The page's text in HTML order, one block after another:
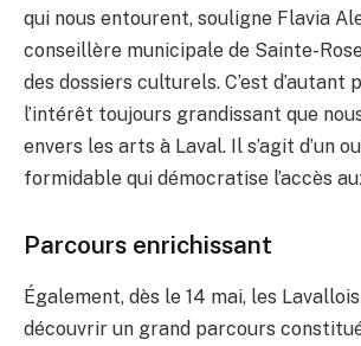
qui nous entourent, souligne Flavia
conseillère municipale de Sainte-
des dossiers culturels. C’est d’autant
l’intérêt toujours grandissant que
envers les arts à Laval. Il s’agit d’un
formidable qui démocratise l’accès
Parcours enrichissant
Également, dès le 14 mai, les
découvrir un grand parcours constitué